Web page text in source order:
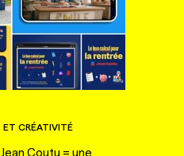
ET CRÉATIVITÉ
Coutu = une